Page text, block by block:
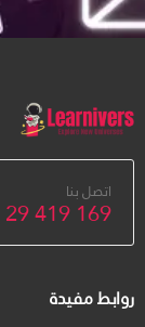
اتصل بنا
29 419 169
روابط مفيدة